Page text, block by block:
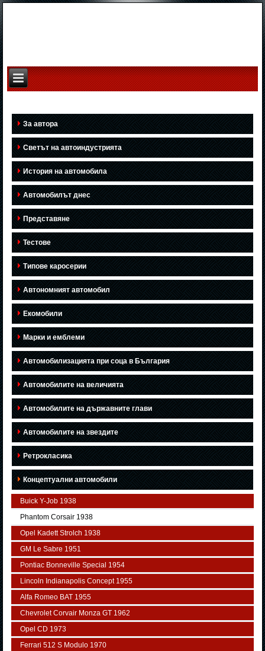
За автора
Светът на автоиндустрията
История на автомобила
Автомобилът днес
Представяне
Тестове
Типове каросерии
Автономният автомобил
Екомобили
Марки и емблеми
Автомобилизацията при соца в България
Автомобилите на величията
Автомобилите на държавните глави
Автомобилите на звездите
Ретрокласика
Концептуални автомобили
Buick Y-Job 1938
Phantom Corsair 1938
Opel Kadett Strolch 1938
GM Le Sabre 1951
Pontiac Bonneville Special 1954
Lincoln Indianapolis Concept 1955
Alfa Romeo BAT 1955
Chevrolet Corvair Monza GT 1962
Opel CD 1973
Ferrari 512 S Modulo 1970